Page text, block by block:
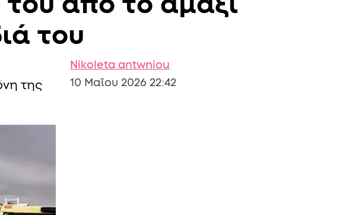
του από το αμάξι
του
της
Nikoleta antwniou
10 Μαΐου 2026 22:42